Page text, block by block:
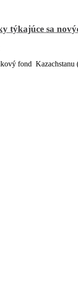
týkajúce sa
fond Kazachstanu